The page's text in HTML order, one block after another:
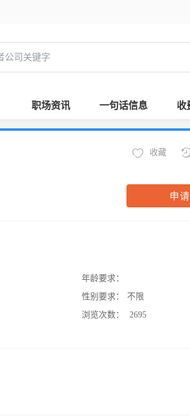
职场资讯 一句话信息 收
收藏
申
年龄要求：
性别要求：
不限
浏览次数：
2695